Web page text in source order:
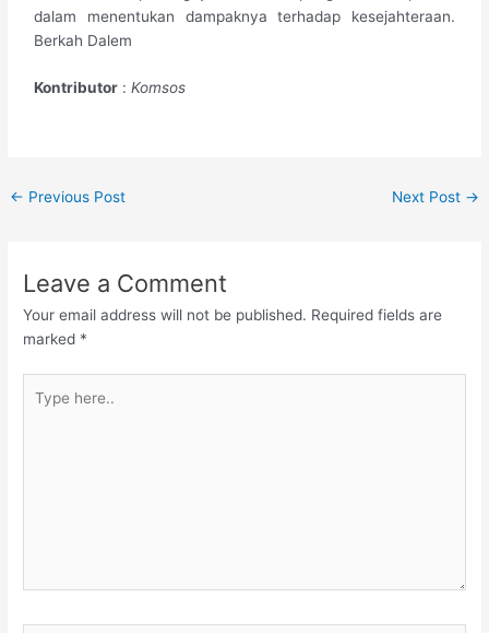
dalam menentukan dampaknya terhadap kesejahteraan.
Berkah Dalem
Kontributor :Komsos
← Previous Post Next Post →
Leave a Comment
Your email address will not be published. Required fields are
marked *
here..